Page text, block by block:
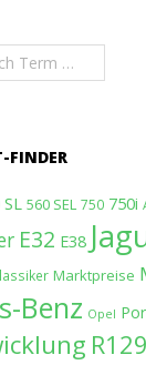
FINDER
560 SEL 750 750i
E32 E38
Marktpreise
Benz Opel
R129